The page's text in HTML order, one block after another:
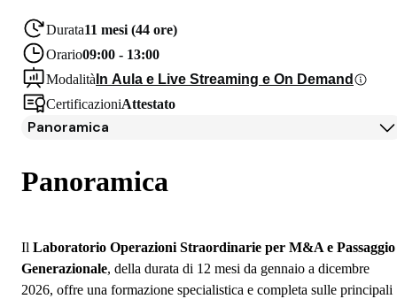
Durata11 mesi (44 ore)
Orario09:00 - 13:00
Modalità In Aula e Live Streaming e On Demand
CertificazioniAttestato
Panoramica
Docenti
Iscrizione
Panoramica
Il Laboratorio Operazioni Straordinarie per M&A e Passaggio
Generazionale, della durata di 12 mesi da gennaio a dicembre
2026, offre una formazione specialistica e completa sulle principali